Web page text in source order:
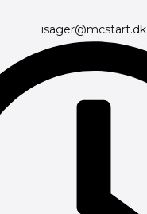
isager@mcstart.dk